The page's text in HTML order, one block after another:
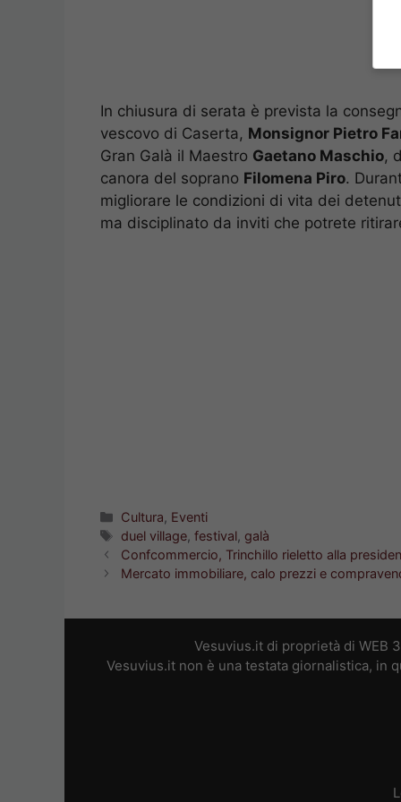
In chiusura di serata è prevista la
vescovo di Caserta, Monsignor Pietro
Gran Galà il Maestro Gaetano Maschio,
canora del soprano Filomena Piro.
migliorare le condizioni di vita dei
ma disciplinato da inviti che potrete
Categorie
Cultura, Eventi
Tag
duel village,festival, galà
Confcommercio, Trinchillo rieletto alla
Mercato immobiliare, calo prezzi e
Vesuvius.it di proprietà di WEB
Vesuvius.it non è una testata giornalistica, in